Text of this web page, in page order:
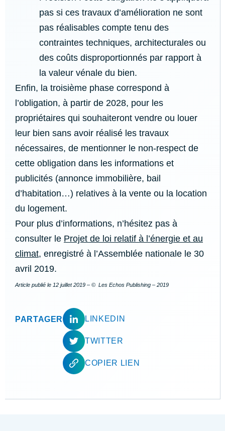
pas si ces travaux d’amélioration ne sont
pas réalisables compte tenu des
contraintes techniques, architecturales ou
des coûts disproportionnés par rapport à
la valeur vénale du bien.
Enfin, la troisième phase correspond à
l’obligation, à partir de 2028, pour les
propriétaires qui souhaiteront vendre ou louer
leur bien sans avoir réalisé les travaux
nécessaires, de mentionner le non-respect de
cette obligation dans les informations et
publicités (annonce immobilière, bail
d’habitation…) relatives à la vente ou la location
du logement.
Pour plus d’informations, n’hésitez pas à
consulter le Projet de loi relatif à l’énergie et au
climat, enregistré à l’Assemblée nationale le 30
avril 2019.
Article publié le 12 juillet 2019 – © Les Echos Publishing – 2019
PARTAGER LINKEDIN
TWITTER
COPIER LIEN